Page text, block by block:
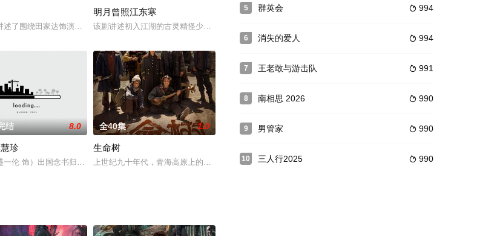
封印上仙朔，二人缔结血脉羁绊，需四十九日
学院风云人物F4相识，却在得罪道明寺后，面对他充满威胁力的挑战，拿出了杂草
述了围绕田家达饰演的蒋宇轩与海陆饰演的妹妹可心这一家人中发生的各种事件。剧中蒋宇轩与妹妹从小感情十分要好，万事
明月曾照江东寒
该剧讲述初入江湖的古灵精怪少女战清泓和表面是狂荡不羁的病娇公子、实则身怀家族仇恨、谋略颇深的林放
但它又是特殊的一例。我们试图通过这个故事，通过咱家每个成员生活发生的变化，折
结 8.0
珍
一伦 饰）出国念书归来，想要见一见自己曾经的青梅竹马慧珍（迪丽热巴 饰）。曾经，慧珍是前途无量的美少女，但如今
全40集 1.0
生命树
上世纪九十年代，青海高原上的玛治县高度依赖农牧业，一度深陷贫困，其周边的无人区博拉木拉富含矿产和
5  994
群英会
6  994
消失的爱人
7  991
王老敢与游击队
8  990
南相思 2026
9  990
男管家
10  990
三人行2025